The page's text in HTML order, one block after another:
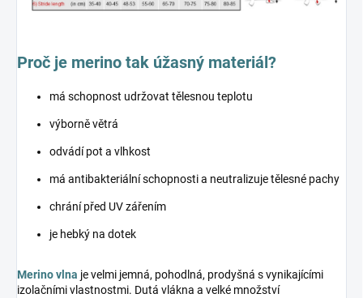
Proč je merino tak úžasný materiál?
má schopnost udržovat tělesnou teplotu
výborně větrá
odvádí pot a vlhkost
má antibakteriální schopnosti a neutralizuje tělesné pachy
chrání před UV zářením
je hebký na dotek
Merino vlna je velmi jemná, pohodlná, prodyšná s vynikajícími
izolačními vlastnostmi. Dutá vlákna a velké množství